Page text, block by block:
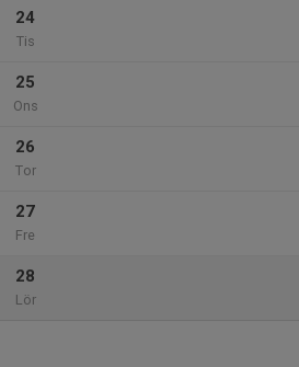
24
Tis
25
Ons
26
Tor
27
Fre
28
Lör